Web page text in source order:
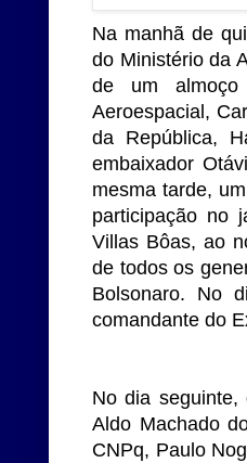
Na manhã de
do Ministério da
de um almoço
Aeroespacial,
da República,
embaixador
mesma tarde,
participação no
Villas Bôas, ao
de todos os
Bolsonaro. No
comandante do
No dia seguinte,
Aldo Machado
CNPq, Paulo